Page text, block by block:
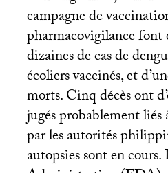
campagne de
pharmacovigilance font
dizaines de cas de
écoliers vaccinés, et
morts. Cinq décès ont
jugés probablement
par les autorités
autopsies sont en